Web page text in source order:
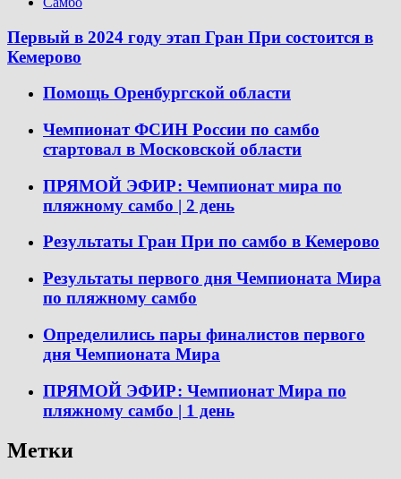
Первый в 2024 году этап Гран При состоится в
Кемерово
Помощь Оренбургской области
Чемпионат ФСИН России по самбо
стартовал в Московской области
ПРЯМОЙ ЭФИР: Чемпионат мира по
пляжному самбо | 2 день
Результаты Гран При по самбо в Кемерово
Результаты первого дня Чемпионата Мира
по пляжному самбо
Определились пары финалистов первого
дня Чемпионата Мира
ПРЯМОЙ ЭФИР: Чемпионат Мира по
пляжному самбо | 1 день
Метки